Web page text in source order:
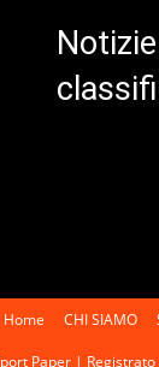
Home CHI SIAMO
Paper |